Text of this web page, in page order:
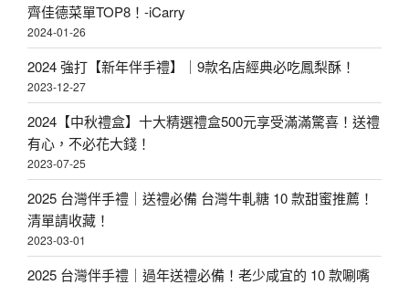
齊佳德菜單TOP8！-iCarry
2024-01-26
2024 強打【新年伴手禮】｜9款名店經典必吃鳳梨酥！
2023-12-27
2024【中秋禮盒】十大精選禮盒500元享受滿滿驚喜！送禮
有心，不必花大錢！
2023-07-25
2025 台灣伴手禮｜送禮必備 台灣牛軋糖 10 款甜蜜推薦！
清單請收藏！
2023-03-01
2025 台灣伴手禮｜過年送禮必備！老少咸宜的 10 款唰嘴